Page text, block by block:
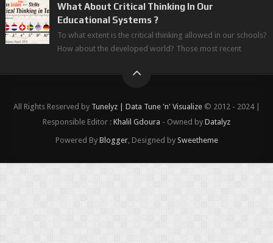
What About Critical Thinking In Our
Educational Systems ?
To what extent is the critical thinking allowed in our schools?
How about the developed world? Those most recent
All Rights Reserved by Tunelyz | Data Tune 'n' Visualize© 2012 - 2024 |
Responsible Editor : Khalil Gdoura - Owned by Datalyz
Powered By Blogger, Designed by Sweetheme